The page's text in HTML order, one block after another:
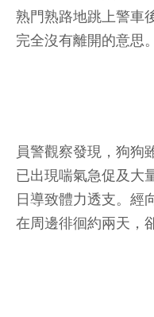
熟門熟路地跳上警車
完全沒有離開的意思。
員警觀察發現，狗狗
已出現喘氣急促及大
日導致體力透支。經
在周邊徘徊約兩天，